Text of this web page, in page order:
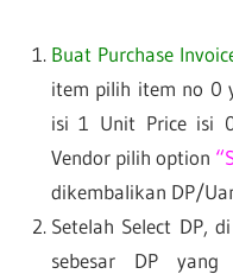
Buat Purchase
item pilih item no 0
isi 1 Unit Price isi
Vendor pilih option
dikembalikan DP/
Setelah Select DP,
sebesar DP